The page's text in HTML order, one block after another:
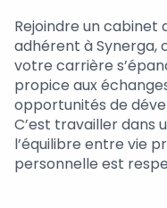
Rejoindre un
adhérent à Synerga,
votre carrière
propice aux
opportunités de
C’est travailler dans
l’équilibre entre vie
personnelle est